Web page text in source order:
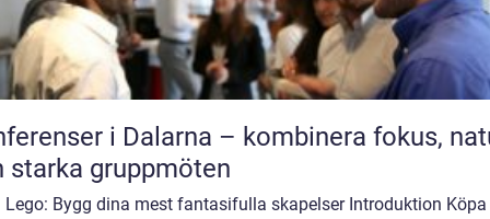
i Dalarna – kombinera fokus,
starka gruppmöten
Lego: Bygg dina mest fantasifulla skapelser Introduktion Köpa